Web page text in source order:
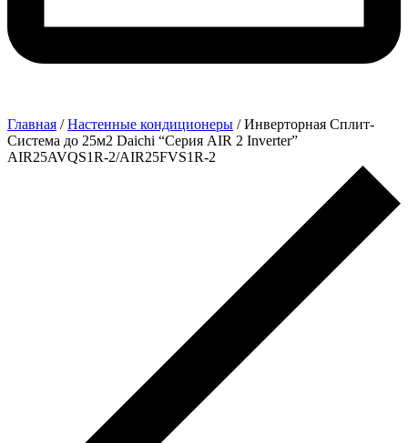
Главная /Настенные кондиционеры / Инверторная Сплит-
Система до 25м2 Daichi “Серия AIR 2 Inverter”
AIR25AVQS1R-2/AIR25FVS1R-2